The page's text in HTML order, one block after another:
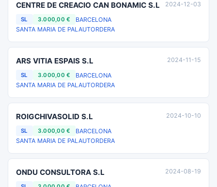
CENTRE DE CREACIO CAN BONAMIC S.L
SL 3.000,00 €
BARCELONA
SANTA MARIA DE PALAUTORDERA
2024-12-03
ARS VITIA ESPAIS S.L
SL 3.000,00 €
BARCELONA
SANTA MARIA DE PALAUTORDERA
2024-11-15
ROIGCHIVASOLID S.L
SL 3.000,00 €
BARCELONA
SANTA MARIA DE PALAUTORDERA
2024-10-10
ONDU CONSULTORA S.L 2024-08-19